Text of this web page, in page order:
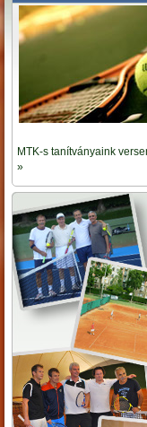
MTK-s tanítványaink
»